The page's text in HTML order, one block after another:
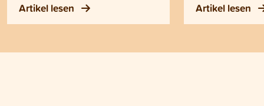
auch gesundheitliche Probleme die
Ursache sein. Doch wann helfen
solltest du zum Tierarzt gehen?
Artikel lesen
ansteckende
oberen
geschwächte
Artikel lesen